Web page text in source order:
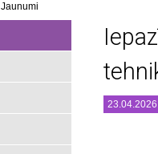
Jaunumi
23.04.2026